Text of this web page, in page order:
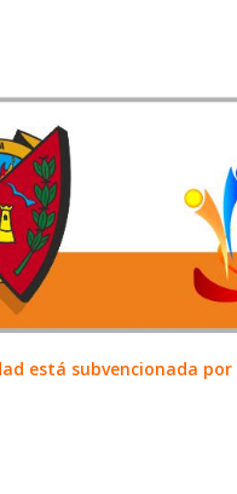
está subvencionada